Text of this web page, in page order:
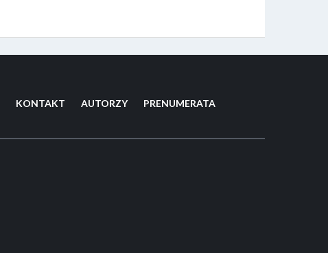
KONTAKT AUTORZY PRENUMERATA